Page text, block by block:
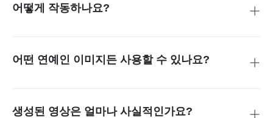
어떻게 작동하나요?
어떤 연예인 이미지든 사용할 수 있나요?
생성된 영상은 얼마나 사실적인가요?